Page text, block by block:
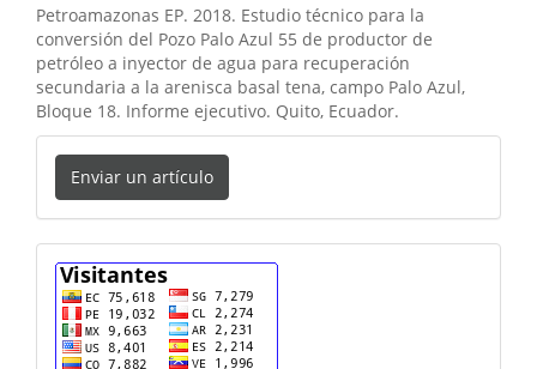
Petroamazonas EP. 2018. Estudio técnico para la
conversión del Pozo Palo Azul 55 de productor de
petróleo a inyector de agua para recuperación
secundaria a la arenisca basal tena, campo Palo Azul,
Bloque 18. Informe ejecutivo. Quito, Ecuador.
Enviar
un
artículo
Enviar un artículo
cuenta